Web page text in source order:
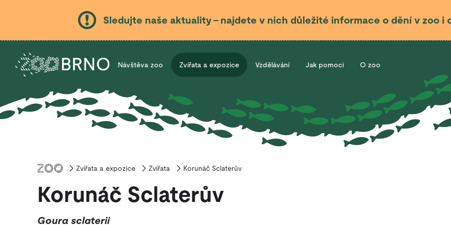
Sledujte naše aktuality – najdete v nich důležité informace o dění v zoo i
Návštěva zoo Zvířata a expozice Vzdělávání Jak pomoci O zoo
Úvod
Zvířata a expozice Zvířata Korunáč Sclaterův
Korunáč Sclaterův
Goura sclaterii